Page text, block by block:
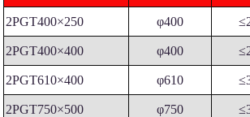
2PGT400×250 φ400
2PGT400×400 φ400
2PGT610×400 φ610
2PGT750×500 φ750